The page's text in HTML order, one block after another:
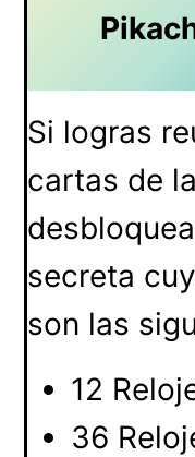
Si logras
cartas de
secreta
son las
12
36